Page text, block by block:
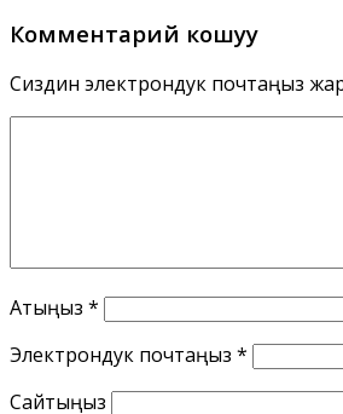
Комментарий кошуу
Сиздин электрондук почтаңыз
Атыңыз *
Электрондук почтаңыз *
Сайтыңыз